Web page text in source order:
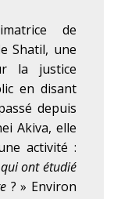
de
Shatil, une
la justice
en disant
depuis
Akiva, elle
activité :
ont étudié
? » Environ